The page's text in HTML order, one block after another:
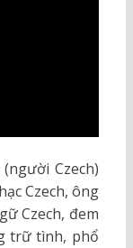
Czech)
Czech, ông
Czech, đem
trữ tình, phổ